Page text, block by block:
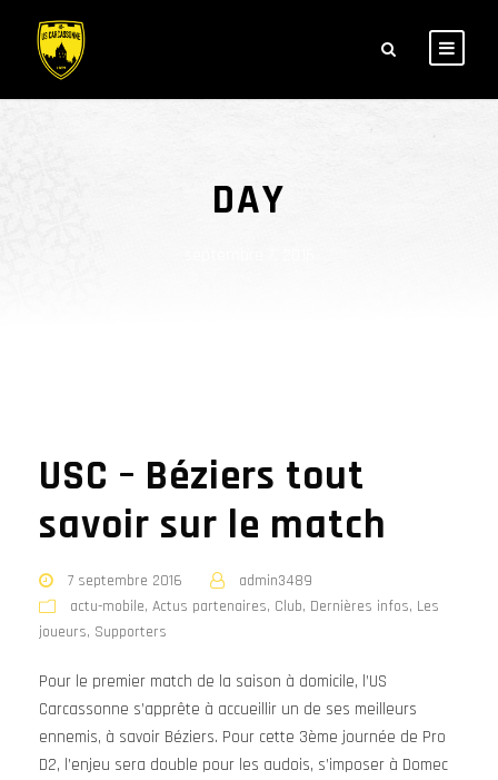
DAY
USC – Béziers tout
savoir sur le match
7 septembre 2016
admin3489
actu-mobile, Actus partenaires, Club, Dernières infos, Les
joueurs, Supporters
Pour le premier match de la saison à domicile, l’US
Carcassonne s’apprête à accueillir un de ses meilleurs
ennemis, à savoir Béziers. Pour cette 3ème journée de Pro
D2, l’enjeu sera double pour les audois, s’imposer à Domec